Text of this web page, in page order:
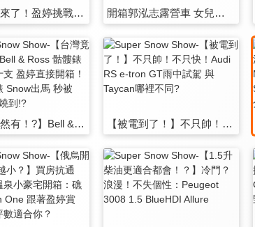
重車之王來了！盈婷挑戰大貨車 FUSO 全新六期 Super Great 大改升級！油耗更省！科技滿檔！ 開箱郭泓志露營車 女兒竟然說這台比較舒服！Feat.郭泓志 T6.1Beach
【台灣竟然有！?】Bell & Ross 骷髏錶 全球只有十支 盈婷直接開箱！不只骷髏錶 Snow出馬 秒被BR05鑽錶燒到!? 【被電到了！】不只帥！不只快！Audi RS e-tron GT雨中試駕 與Taycan哪裡不同?